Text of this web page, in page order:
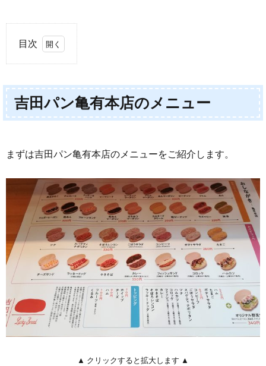
目次
1.
パン
亀有
本店
ー
吉田
パン
で実
際に
食べ
たパ
ン達
3.
吉田
パン
亀有
吉田パン亀有本店のメニュー
まずは吉田パン亀有本店のメニューをご紹介します。
▲ クリックすると拡大します ▲